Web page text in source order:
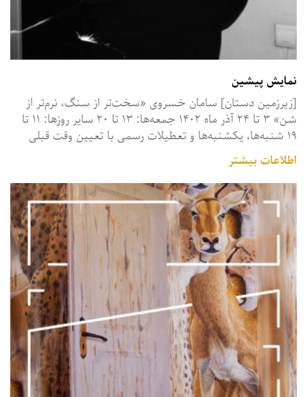
نمایش پیشین
‏‎[زیرزمین دستان] سامان خسروی «سخت‌تر از سنگ، نرم‌تر از
شن» ۳ تا ۲۴ آذر ماه ۱۴۰۲ جمعه‌ها: ۱۳ تا ۲۰ ‏‎سایر روزها: ۱۱ تا
۱۹ شنبه‌ها، یکشنبه‌ها و تعطیلات رسمی با تعیین وقت قبلی ‌
اطلاعات بیشتر